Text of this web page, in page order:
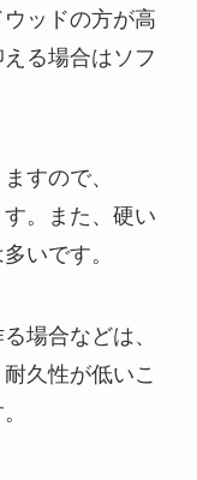
ッドの方が高
る場合はソフ
すので、
。また、硬い
いです。
場合などは、
久性が低いこ